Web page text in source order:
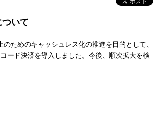
いて
ためのキャッシュレス化の推進を目的として、
ード決済を導入しました。今後、順次拡大を検